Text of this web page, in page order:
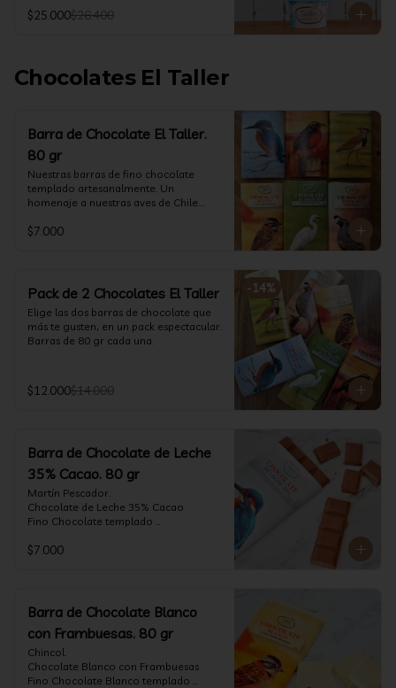
Info Nutricional
$25.000$26.400
Chocolates El Taller
Barra de Chocolate El Taller.
80 gr
Nuestras barras de fino chocolate
templado artesanalmente. Un
homenaje a nuestras aves de Chile.
$7.000
-14%
Pack de 2 Chocolates El Taller
Elige las dos barras de chocolate que
más te gusten, en un pack espectacular.
Barras de 80 gr cada una.
$12.000$14.000
Barra de Chocolate de Leche
35% Cacao. 80 gr
Martín Pescador.
Chocolate de Leche 35% Cacao
Fino Chocolate templado
leche, notas de caramelo, especias y
$7.000
Barra de Chocolate Blanco
con Frambuesas. 80 gr
Chincol.
Chocolate Blanco con Frambuesas
Fino Chocolate Blanco templado